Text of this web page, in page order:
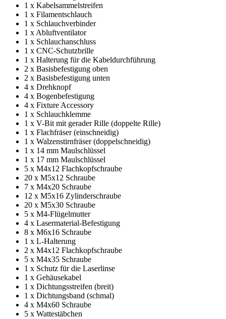
1 x Kabelsammelstreifen
1 x Filamentschlauch
1 x Schlauchverbinder
1 x Abluftventilator
1 x Schlauchanschluss
1 x CNC-Schutzbrille
1 x Halterung für die Kabeldurchführung
2 x Basisbefestigung oben
2 x Basisbefestigung unten
4 x Drehknopf
4 x Bogenbefestigung
4 x Fixture Accessory
1 x Schlauchklemme
1 x V-Bit mit gerader Rille (doppelte Rille)
1 x Flachfräser (einschneidig)
1 x Walzenstirnfräser (doppelschneidig)
1 x 14 mm Maulschlüssel
1 x 17 mm Maulschlüssel
5 x M4x12 Flachkopfschraube
20 x M5x12 Schraube
7 x M4x20 Schraube
12 x M5x16 Zylinderschraube
20 x M5x30 Schraube
5 x M4-Flügelmutter
4 x Lasermaterial-Befestigung
8 x M6x16 Schraube
1 x L-Halterung
2 x M4x12 Flachkopfschraube
5 x M4x35 Schraube
1 x Schutz für die Laserlinse
1 x Gehäusekabel
1 x Dichtungsstreifen (breit)
1 x Dichtungsband (schmal)
4 x M4x60 Schraube
5 x Wattestäbchen